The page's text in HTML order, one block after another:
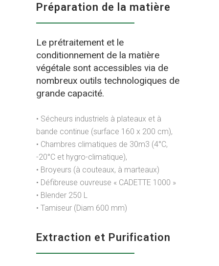
Préparation de la matière
Le prétraitement et le
conditionnement de la matière
végétale sont accessibles via de
nombreux outils technologiques de
grande capacité.
• Sécheurs industriels à plateaux et à
bande continue (surface 160 x 200 cm),
• Chambres climatiques de 30m3 (4°C,
-20°C et hygro-climatique),
• Broyeurs (à couteaux, à marteaux)
• Défibreuse ouvreuse « CADETTE 1000 »
• Blender 250 L
• Tamiseur (Diam 600 mm)
Extraction et Purification